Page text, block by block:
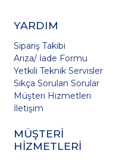
YARDIM
Sipariş Takibi
Arıza/ İade Formu
Yetkili Teknik Servisler
Sıkça Sorulan Sorular
Müşteri Hizmetleri
İletişim
MÜŞTERİ
HİZMETLERİ